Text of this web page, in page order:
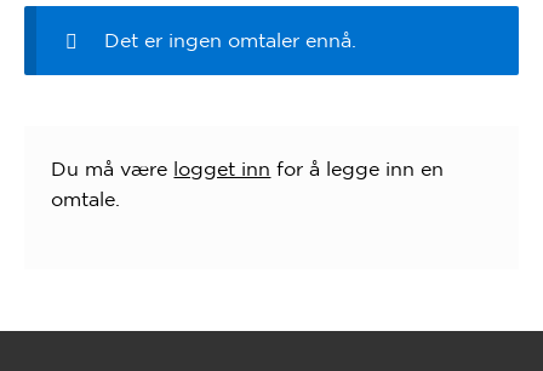
Det er ingen omtaler ennå.
Du må være logget inn for å legge inn en
omtale.